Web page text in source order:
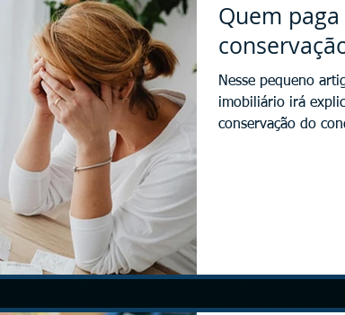
Quem
Nesse pequeno
imobiliário irá
conservação do